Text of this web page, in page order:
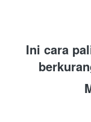
Ini cara